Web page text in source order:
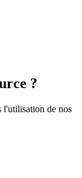
?
l'utilisation de nos